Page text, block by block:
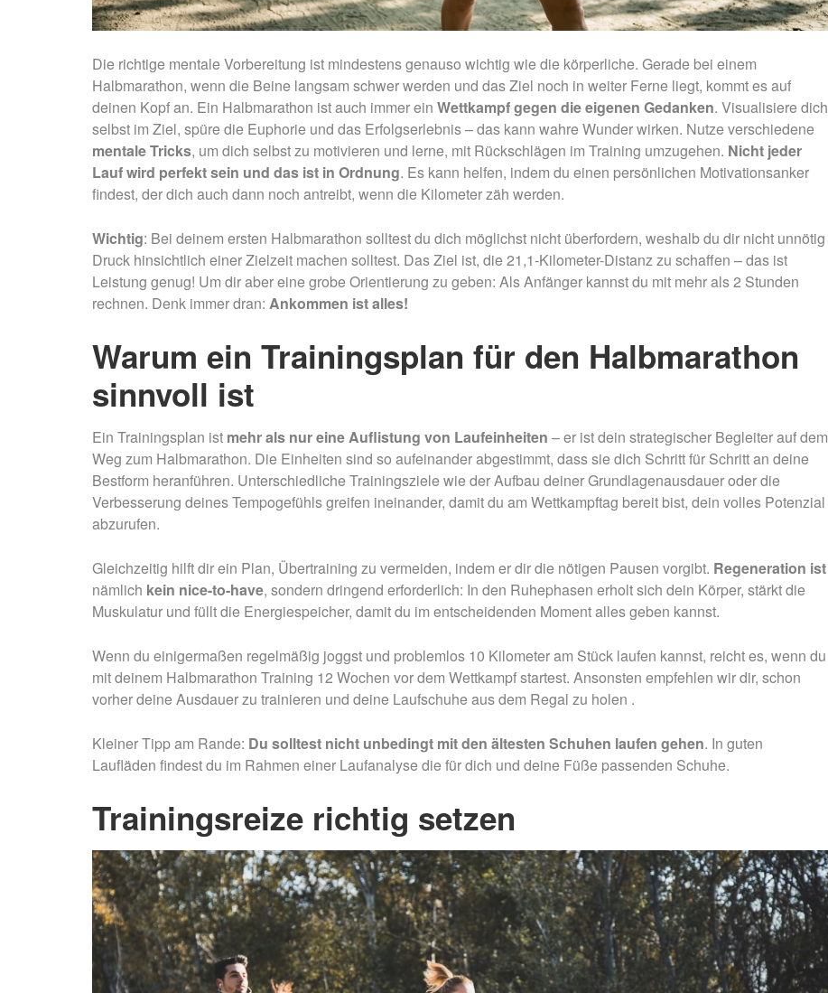
Die richtige mentale Vorbereitung ist mindestens genauso wichtig wie die körperliche. Gerade bei einem
Halbmarathon, wenn die Beine langsam schwer werden und das Ziel noch in weiter Ferne liegt, kommt es auf
deinen Kopf an. Ein Halbmarathon ist auch immer ein Wettkampf gegen die eigenen Gedanken. Visualisiere dich
selbst im Ziel, spüre die Euphorie und das Erfolgserlebnis – das kann wahre Wunder wirken. Nutze verschiedene
mentale Tricks, um dich selbst zu motivieren und lerne, mit Rückschlägen im Training umzugehen. Nicht jeder
Lauf wird perfekt sein und das ist in Ordnung. Es kann helfen, indem du einen persönlichen Motivationsanker
findest, der dich auch dann noch antreibt, wenn die Kilometer zäh werden.
Wichtig: Bei deinem ersten Halbmarathon solltest du dich möglichst nicht überfordern, weshalb du dir nicht unnötig
Druck hinsichtlich einer Zielzeit machen solltest. Das Ziel ist, die 21,1-Kilometer-Distanz zu schaffen – das ist
Leistung genug! Um dir aber eine grobe Orientierung zu geben: Als Anfänger kannst du mit mehr als 2 Stunden
rechnen. Denk immer dran: Ankommen ist alles!
Warum ein Trainingsplan für den Halbmarathon
sinnvoll ist
Ein Trainingsplan ist mehr als nur eine Auflistung von Laufeinheiten – er ist dein strategischer Begleiter auf dem
Weg zum Halbmarathon. Die Einheiten sind so aufeinander abgestimmt, dass sie dich Schritt für Schritt an deine
Bestform heranführen. Unterschiedliche Trainingsziele wie der Aufbau deiner Grundlagenausdauer oder die
Verbesserung deines Tempogefühls greifen ineinander, damit du am Wettkampftag bereit bist, dein volles Potenzial
abzurufen.
Gleichzeitig hilft dir ein Plan, Übertraining zu vermeiden, indem er dir die nötigen Pausen vorgibt. Regeneration ist
nämlich kein nice-to-have, sondern dringend erforderlich: In den Ruhephasen erholt sich dein Körper, stärkt die
Muskulatur und füllt die Energiespeicher, damit du im entscheidenden Moment alles geben kannst.
Wenn du einigermaßen regelmäßig joggst und problemlos 10 Kilometer am Stück laufen kannst, reicht es, wenn du
mit deinem Halbmarathon Training 12 Wochen vor dem Wettkampf startest. Ansonsten empfehlen wir dir, schon
vorher deine Ausdauer zu trainieren und deine Laufschuhe aus dem Regal zu holen .
Kleiner Tipp am Rande: Du solltest nicht unbedingt mit den ältesten Schuhen laufen gehen. In guten
Laufläden findest du im Rahmen einer Laufanalyse die für dich und deine Füße passenden Schuhe.
Trainingsreize richtig setzen